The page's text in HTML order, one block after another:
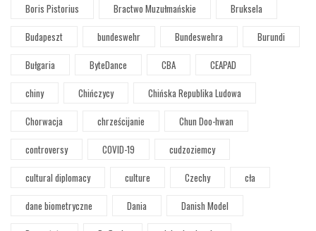
Boris Pistorius
Bractwo Muzułmańskie
Bruksela
Budapeszt
bundeswehr Bundeswehra
Burundi
Bułgaria
ByteDance CBA
CEAPAD
chiny
Chińczycy
Chińska Republika Ludowa
Chorwacja
chrześcijanie
Chun Doo-hwan
controversy
COVID-19
cudzoziemcy
cultural diplomacy
culture Czechy
cła
dane biometryczne
Dania
Danish Model